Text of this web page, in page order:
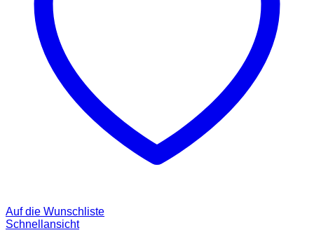
Auf die Wunschliste
Schnellansicht